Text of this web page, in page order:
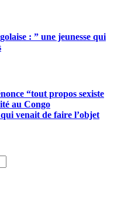
: ” une jeunesse qui
“tout propos sexiste
au Congo
venait de faire l’objet